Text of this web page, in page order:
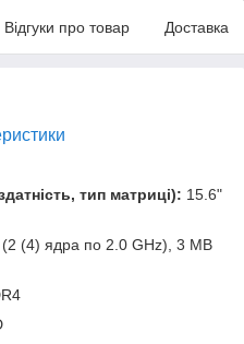
Відгуки про товар Доставка
тип матриці): 15.6"
(4) ядра по 2.0 GHz), 3 MB